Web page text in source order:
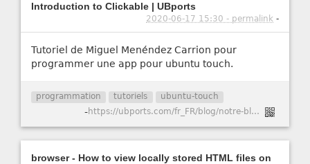
Introduction to Clickable | UBports
2020-06-17 15:30 - permalink -
Tutoriel de Miguel Menéndez Carrion pour
programmer une app pour ubuntu touch.
programmation tutoriels ubuntu-touch
- https://ubports.com/fr_FR/blog/notre-blog-1/post/introduction-to-clickable-280
browser - How to view locally stored HTML files on